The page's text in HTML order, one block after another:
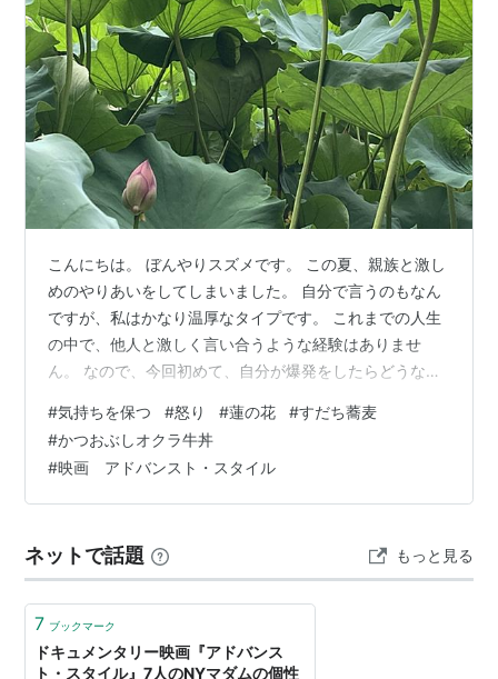
こんにちは。 ぼんやりスズメです。 この夏、親族と激し
めのやりあいをしてしまいました。 自分で言うのもなん
ですが、私はかなり温厚なタイプです。 これまでの人生
の中で、他人と激しく言い合うような経験はありませ
ん。 なので、今回初めて、自分が爆発をしたらどうなる
化しきれなかった憤怒のパワーって、自分の体の内部に
向かうものなんですねぇ。 胃痛、吐き気、不眠。血圧の
上昇・・・・。 「って・・・どれだけ凄いことがあった
のよ?」 ここまで書き連ねておきながら、詳しく書けずに
させていただきます・・・。…
#気持ちを保つ #怒り #蓮の花 #すだち蕎麦
#かつおぶしオクラ牛丼
#映画 アドバンスト・スタイル
ネットで話題 もっと見る
7 ブックマーク
ドキュメンタリー映画『アドバンス
ト・スタイル』7人のNYマダムの個性